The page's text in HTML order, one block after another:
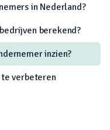
in Nederland?
berekend?
inzien?
verbeteren